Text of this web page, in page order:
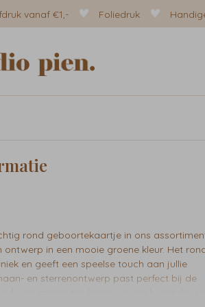
vanaf €1,- Foliedruk
rond geboortekaartje in ons
ontwerp in een mooie groene kleur. Het
en geeft een speelse touch aan jullie
en sterrenontwerp past perfect bij de